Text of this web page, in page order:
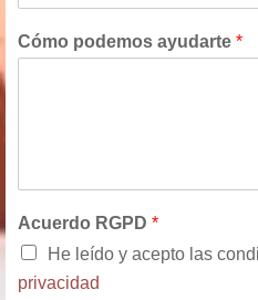
Cómo podemos ayudarte *
Acuerdo RGPD *
He leído y acepto las
privacidad